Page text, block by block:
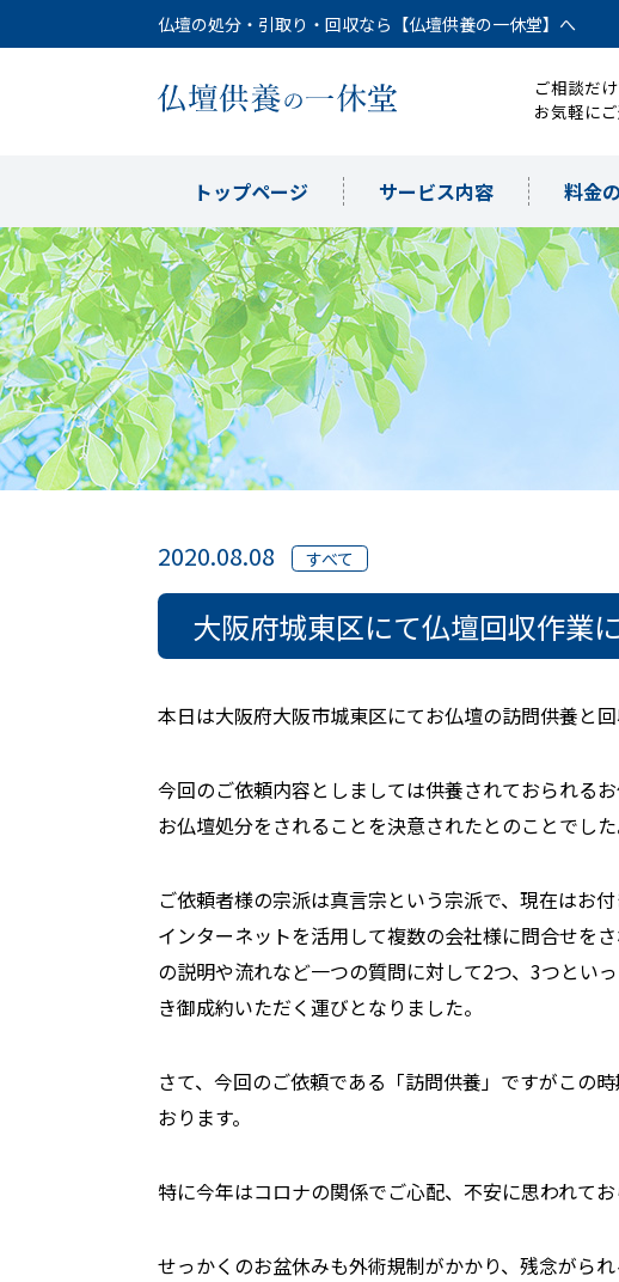
仏壇の処分・引取り・回収なら【仏壇供養の一休堂】へ
ご相談だ
お気軽に
トップページ サービス内容 料金
2020.08.08 すべて
大阪府城東区にて仏壇回収作業
本日は大阪府大阪市城東区にてお仏壇の訪問供養と
今回のご依頼内容としましては供養されておられる
お仏壇処分をされることを決意されたとのことでした
ご依頼者様の宗派は真言宗という宗派で、現在はお
インターネットを活用して複数の会社様に問合せを
の説明や流れなど一つの質問に対して2つ、3つとい
き御成約いただく運びとなりました。
さて、今回のご依頼である「訪問供養」ですがこの
おります。
特に今年はコロナの関係でご心配、不安に思われて
せっかくのお盆休みも外術規制がかかり、残念がられ